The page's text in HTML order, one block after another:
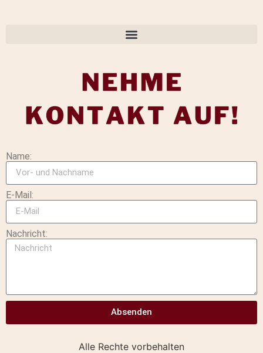
Name:
E-Mail:
Nachricht:
Absenden
Alle Rechte vorbehalten